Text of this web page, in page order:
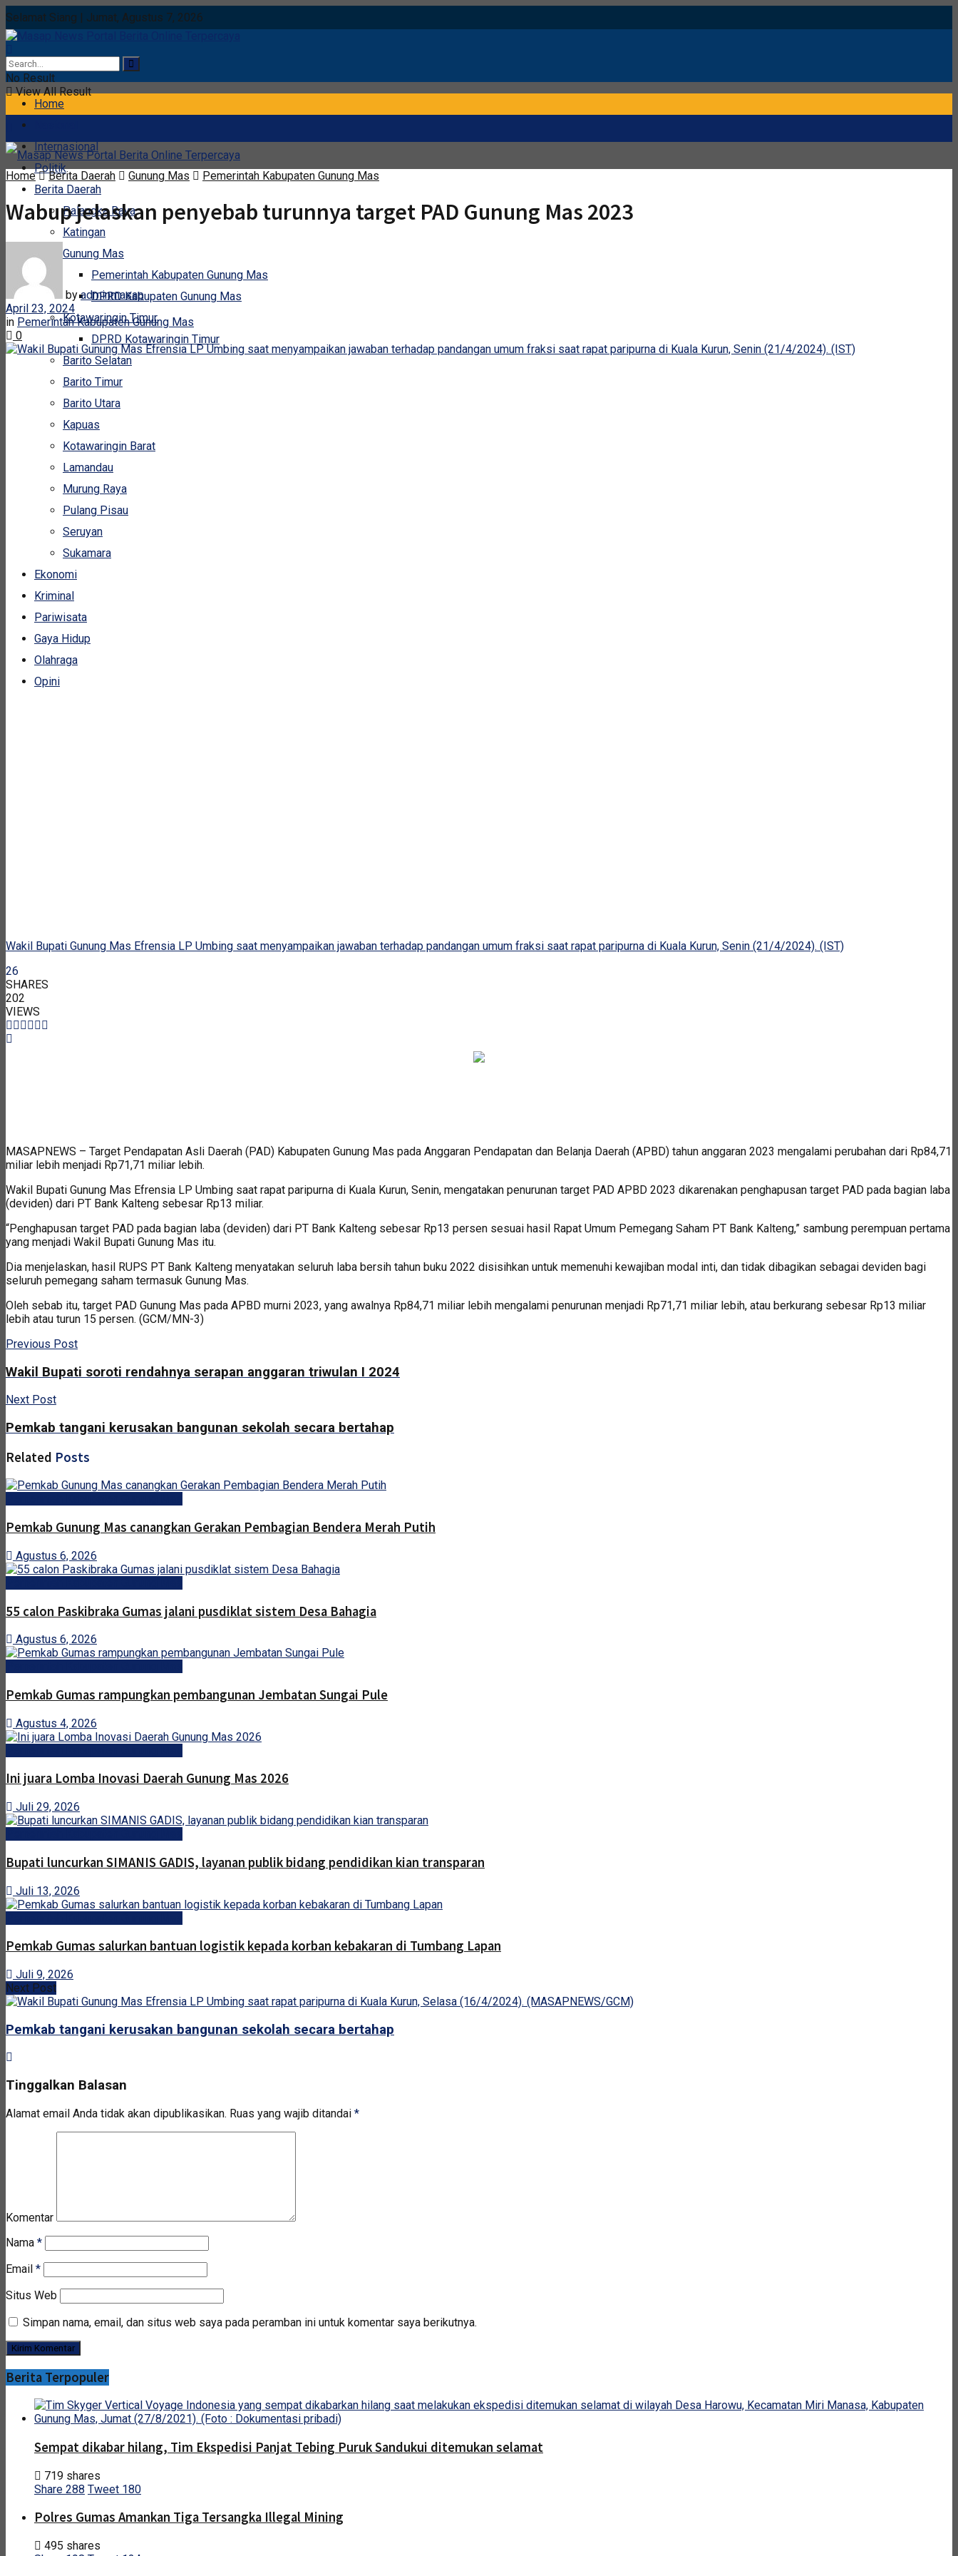
Selamat Siang | Jumat, Agustus 7, 2026
No Result
View All Result
Home
Internasional
Politik
Berita Daerah
Palangka Raya
Katingan
Gunung Mas
Pemerintah Kabupaten Gunung Mas
DPRD Kabupaten Gunung Mas
Kotawaringin Timur
DPRD Kotawaringin Timur
Barito Selatan
Barito Timur
Barito Utara
Kapuas
Kotawaringin Barat
Lamandau
Murung Raya
Pulang Pisau
Seruyan
Sukamara
Ekonomi
Kriminal
Pariwisata
Gaya Hidup
Olahraga
Opini
Home Berita Daerah Gunung Mas Pemerintah Kabupaten Gunung Mas
Wabup jelaskan penyebab turunnya target PAD Gunung Mas 2023
by adminmasap
April 23, 2024
in Pemerintah Kabupaten Gunung Mas
0
Wakil Bupati Gunung Mas Efrensia LP Umbing saat menyampaikan jawaban terhadap pandangan umum fraksi saat rapat paripurna di Kuala Kurun, Senin (21/4/2024). (IST)
26
SHARES
202
VIEWS
MASAPNEWS – Target Pendapatan Asli Daerah (PAD) Kabupaten Gunung Mas pada Anggaran Pendapatan dan Belanja Daerah (APBD) tahun anggaran 2023 mengalami perubahan dari Rp84,71
miliar lebih menjadi Rp71,71 miliar lebih.
Wakil Bupati Gunung Mas Efrensia LP Umbing saat rapat paripurna di Kuala Kurun, Senin, mengatakan penurunan target PAD APBD 2023 dikarenakan penghapusan target PAD pada bagian laba
(deviden) dari PT Bank Kalteng sebesar Rp13 miliar.
“Penghapusan target PAD pada bagian laba (deviden) dari PT Bank Kalteng sebesar Rp13 persen sesuai hasil Rapat Umum Pemegang Saham PT Bank Kalteng,” sambung perempuan pertama
yang menjadi Wakil Bupati Gunung Mas itu.
Dia menjelaskan, hasil RUPS PT Bank Kalteng menyatakan seluruh laba bersih tahun buku 2022 disisihkan untuk memenuhi kewajiban modal inti, dan tidak dibagikan sebagai deviden bagi
seluruh pemegang saham termasuk Gunung Mas.
Oleh sebab itu, target PAD Gunung Mas pada APBD murni 2023, yang awalnya Rp84,71 miliar lebih mengalami penurunan menjadi Rp71,71 miliar lebih, atau berkurang sebesar Rp13 miliar
lebih atau turun 15 persen. (GCM/MN-3)
Previous Post
Wakil Bupati soroti rendahnya serapan anggaran triwulan I 2024
Next Post
Pemkab tangani kerusakan bangunan sekolah secara bertahap
Related Posts
Pemkab Gunung Mas canangkan Gerakan Pembagian Bendera Merah Putih
Agustus 6, 2026
55 calon Paskibraka Gumas jalani pusdiklat sistem Desa Bahagia
Agustus 6, 2026
Pemkab Gumas rampungkan pembangunan Jembatan Sungai Pule
Agustus 4, 2026
Ini juara Lomba Inovasi Daerah Gunung Mas 2026
Juli 29, 2026
Bupati luncurkan SIMANIS GADIS, layanan publik bidang pendidikan kian transparan
Juli 13, 2026
Pemkab Gumas salurkan bantuan logistik kepada korban kebakaran di Tumbang Lapan
Juli 9, 2026
Next Post
Pemkab tangani kerusakan bangunan sekolah secara bertahap
Tinggalkan Balasan
Alamat email Anda tidak akan dipublikasikan. Ruas yang wajib ditandai *
Komentar
Nama *
Email *
Situs Web
Simpan nama, email, dan situs web saya pada peramban ini untuk komentar saya berikutnya.
Berita Terpopuler
Sempat dikabar hilang, Tim Ekspedisi Panjat Tebing Puruk Sandukui ditemukan selamat
719 shares
Share 288 Tweet 180
Polres Gumas Amankan Tiga Tersangka Illegal Mining
495 shares